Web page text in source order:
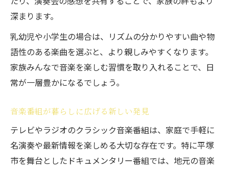
深まります。
乳幼児や小学生の場合は、リズムの分かりやすい曲や物
語性のある楽曲を選ぶと、より親しみやすくなります。
家族みんなで音楽を楽しむ習慣を取り入れることで、日
常が一層豊かになるでしょう。
音楽番組が暮らしに広げる新しい発見
テレビやラジオのクラシック音楽番組は、家庭で手軽に
名演奏や最新情報を楽しめる大切な存在です。特に平塚
市を舞台としたドキュメンタリー番組では、地元の音楽